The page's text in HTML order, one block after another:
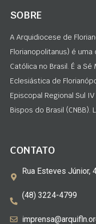
SOBRE
A Arquidiocese de
Florianopolitanus) é
Católica no Brasil. É a
Eclesiástica de
Episcopal Regional Sul
Bispos do Brasil (CNBB).
CONTATO
Rua Esteves Júnior,
(48) 3224-4799